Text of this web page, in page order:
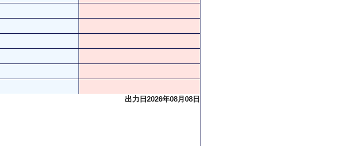
出力日2026年08月08日